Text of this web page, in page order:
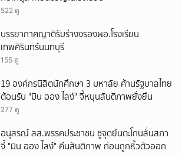
522 ดู
บรรยากาศญาติรับร่างงรองผอ.โรงเรียน
เทพศิรินทร์นนทบุรี
155 ดู
19 องค์กรนิสิตนักศึกษา 3 มหาลัย ค้านรัฐบาลไทย
ต้อนรับ "มิน ออง ไลง์" จี้หนุนสันติภาพยั่งยืน
277 ดู
อนุสรณ์ สส.พรรคประชาชน ชูจุดยืนตะโกนลั่นสภา
จี้ "มิน ออง ไลง์" คืนสันติภาพ ก่อนถูกหิ้วตัวออก